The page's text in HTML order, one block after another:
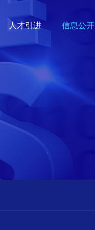
人才引进 信息公开